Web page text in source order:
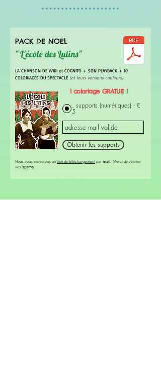
PACK DE NOEL
" L'école des Lutins"
LA CHANSON DE WIKI et COGNITO + SON PLAYBACK + 10
COLORIAGES DU SPECTACLE (et leurs versions couleurs)
1 coloriage GRATUIT !
. supports (numériques) - €
5
Obtenir les supports
Nous vous enverrons un lien de téléchargement par mail. Merci de vérifier
vos spams.